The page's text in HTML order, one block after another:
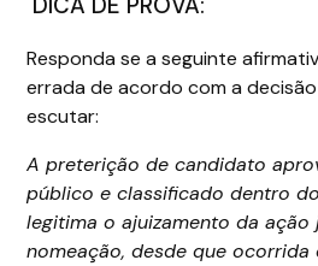
Responda se a seguinte
errada de acordo com a
escutar:
A preterição de candidato
público e classificado dentro
legitima o ajuizamento da ação
nomeação, desde que